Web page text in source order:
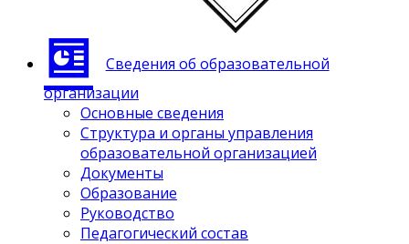
Сведения об образовательной
организации
Основные сведения
Структура и органы управления
образовательной организацией
Документы
Образование
Руководство
Педагогический состав